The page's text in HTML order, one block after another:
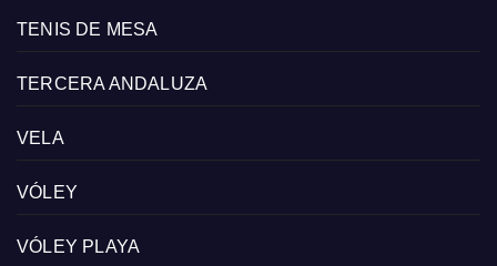
TENIS DE MESA
TERCERA ANDALUZA
VELA
VÓLEY
VÓLEY PLAYA